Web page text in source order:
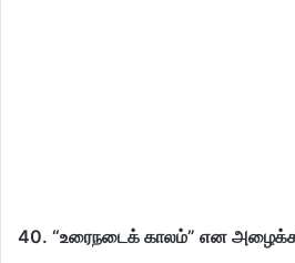
40. “உரைநடைக் காலம்” என